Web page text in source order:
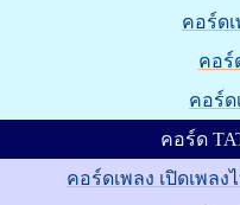
คอร์ด
คอร์
คอร์ด
คอร์ด
คอร์ดเพลง เปิดเพลง